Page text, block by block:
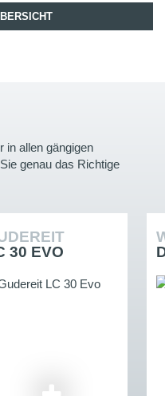
in allen gängigen
genau das Richtige
30 EVO